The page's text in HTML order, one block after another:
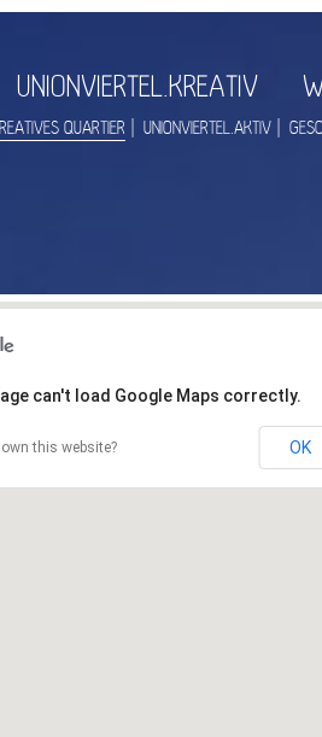
QUARTIER UNIONVIERTEL.AKTIV
UNIONVIERTEL.KREATIV
can't load Google Maps correctly.
own this website? OK